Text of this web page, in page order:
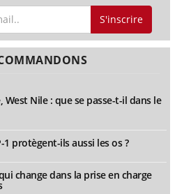
S'inscrire
Nile : que se passe-t-il dans le
1 protègent-ils aussi les os ?
change dans la prise en charge